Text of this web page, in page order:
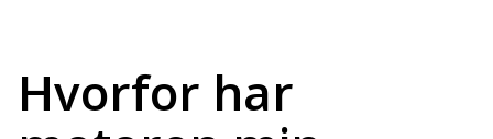
Hvorfor har